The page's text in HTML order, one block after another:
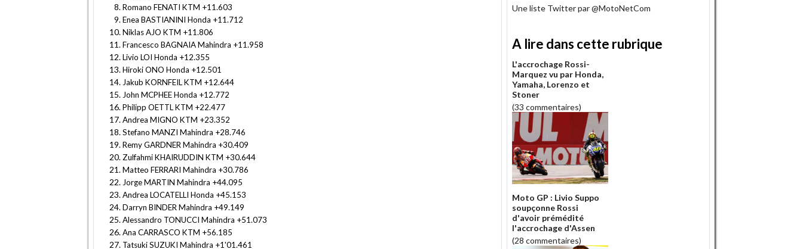
Romano FENATI KTM +11.603
Enea BASTIANINI Honda +11.712
Niklas AJO KTM +11.806
Francesco BAGNAIA Mahindra +11.958
Livio LOI Honda +12.355
Hiroki ONO Honda +12.501
Jakub KORNFEIL KTM +12.644
John MCPHEE Honda +12.772
Philipp OETTL KTM +22.477
Andrea MIGNO KTM +23.352
Stefano MANZI Mahindra +28.746
Remy GARDNER Mahindra +30.409
Zulfahmi KHAIRUDDIN KTM +30.644
Matteo FERRARI Mahindra +30.786
Jorge MARTIN Mahindra +44.095
Andrea LOCATELLI Honda +45.153
Darryn BINDER Mahindra +49.149
Alessandro TONUCCI Mahindra +51.073
Ana CARRASCO KTM +56.185
Tatsuki SUZUKI Mahindra +1'01.461
Une liste Twitter par @MotoNetCom
A lire dans cette rubrique
L'accrochage Rossi-
Marquez vu par Honda,
Yamaha, Lorenzo et
Stoner
(33 commentaires)
Moto GP : Livio Suppo
soupçonne Rossi
d'avoir prémédité
l'accrochage d'Assen
(28 commentaires)